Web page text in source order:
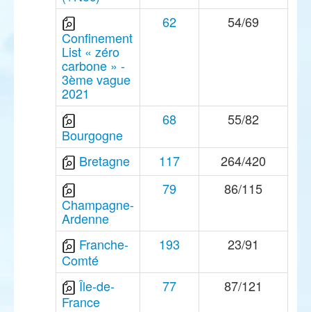
Confinement
List « zéro
carbone » -
3ème vague
2021
62 54/69
Bourgogne
68 55/82
Bretagne 117 264/420
Champagne-
Ardenne
79 86/115
Franche-
Comté
193 23/91
Île-de-
France
77 87/121